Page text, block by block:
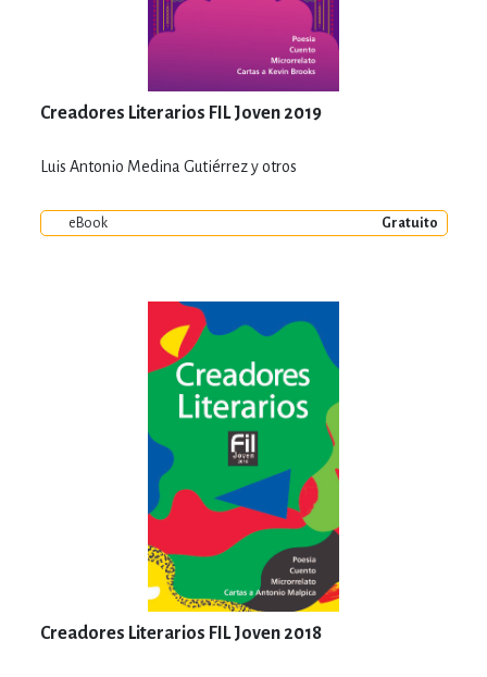
Creadores Literarios FIL Joven 2019
Luis Antonio Medina Gutiérrez y otros
eBook Gratuito
Creadores Literarios FIL Joven 2018